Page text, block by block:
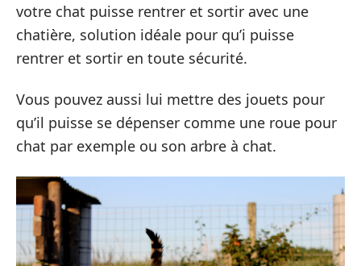
votre chat puisse rentrer et sortir avec une
chatière, solution idéale pour qu’i puisse
rentrer et sortir en toute sécurité.
Vous pouvez aussi lui mettre des jouets pour
qu’il puisse se dépenser comme une roue pour
chat par exemple ou son arbre à chat.